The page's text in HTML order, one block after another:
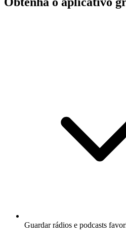
Guardar rádios e podcasts